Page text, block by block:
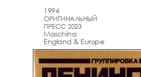
1994
ОРИГИНАЛЬНЫЙ
ПРЕСС 2023
Maschina
England & Europe